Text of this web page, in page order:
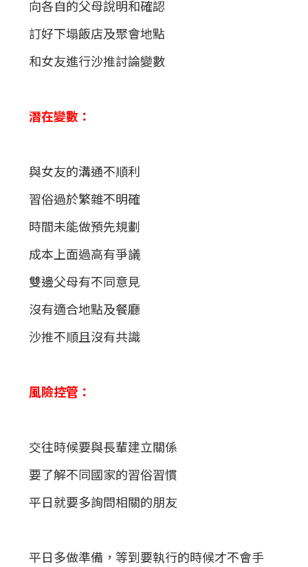
向各自的父母說明和確認
訂好下塌飯店及聚會地點
和女友進行沙推討論變數
潛在變數：
與女友的溝通不順利
習俗過於繁雜不明確
時間未能做預先規劃
成本上面過高有爭議
雙邊父母有不同意見
沒有適合地點及餐廳
沙推不順且沒有共識
風險控管：
交往時候要與長輩建立關係
要了解不同國家的習俗習慣
平日就要多詢問相關的朋友
平日多做準備，等到要執行的時候才不會手